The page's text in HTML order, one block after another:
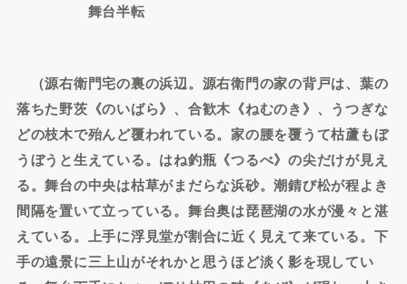
舞台半転
（源右衛門宅の裏の浜辺。源右衛門の家の背戸は、葉の
落ちた野茨《のいばら》、合歓木《ねむのき》、うつぎな
どの枝木で殆んど覆われている。家の腰を覆うて枯蘆もぼ
うぼうと生えている。はね釣瓶《つるべ》の尖だけが見え
る。舞台の中央は枯草がまだらな浜砂。潮錆び松が程よき
間隔を置いて立っている。舞台奥は琵琶湖の水が漫々と湛
えている。上手に浮見堂が割合に近く見えて来ている。下
手の遠景に三上山がそれかと思うほど淡く影を現してい